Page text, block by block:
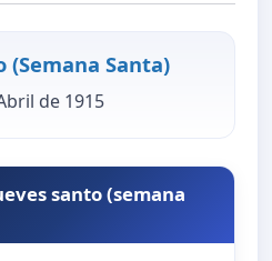
(Semana Santa)
de 1915
santo (semana